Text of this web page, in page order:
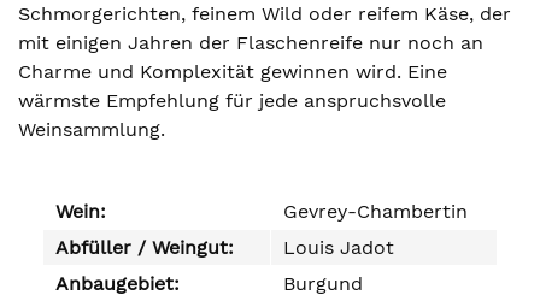
Schmorgerichten, feinem Wild oder reifem Käse, der
mit einigen Jahren der Flaschenreife nur noch an
Charme und Komplexität gewinnen wird. Eine
wärmste Empfehlung für jede anspruchsvolle
Weinsammlung.
Wein:
Gevrey-Chambertin
Abfüller / Weingut:
Louis Jadot
Anbaugebiet:
Burgund